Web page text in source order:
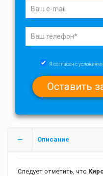
Я согласен с условиями
Описание
Следует отметить, что